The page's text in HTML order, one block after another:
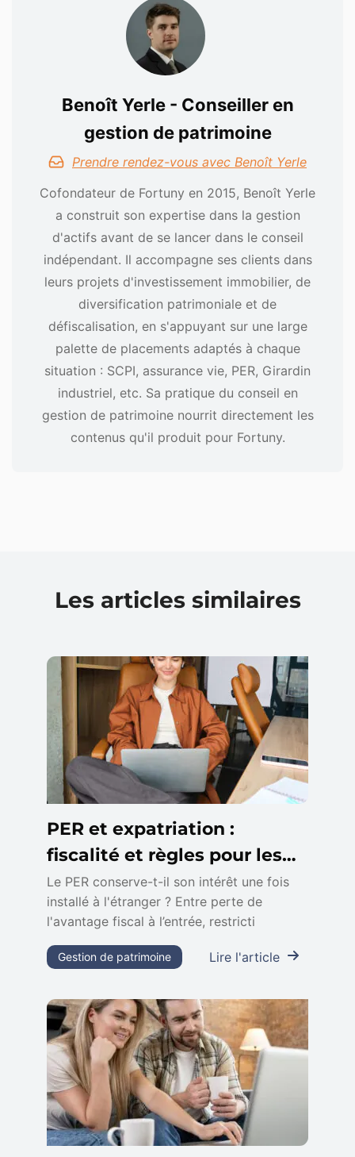
Benoît Yerle - Conseiller en
gestion de patrimoine
Prendre rendez-vous avec Benoît Yerle
Cofondateur de Fortuny en 2015, Benoît Yerle
a construit son expertise dans la gestion
d'actifs avant de se lancer dans le conseil
indépendant. Il accompagne ses clients dans
leurs projets d'investissement immobilier, de
diversification patrimoniale et de
défiscalisation, en s'appuyant sur une large
palette de placements adaptés à chaque
situation : SCPI, assurance vie, PER, Girardin
industriel, etc. Sa pratique du conseil en
gestion de patrimoine nourrit directement les
contenus qu'il produit pour Fortuny.
Les articles similaires
PER et expatriation :
fiscalité et règles pour les
non-résidents
Le PER conserve-t-il son intérêt une fois
installé à l'étranger ? Entre perte de
l'avantage fiscal à l’entrée, restricti
Lire l'article
Gestion de patrimoine